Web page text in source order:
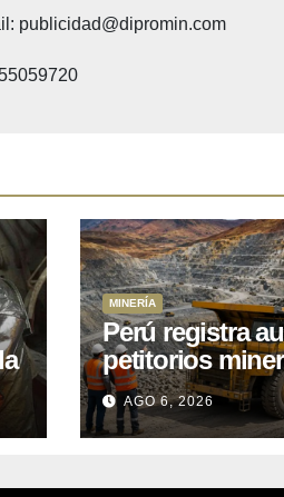
publicidad@dipromin.com
MINERÍA
Perú registra
petitorios
liberación de
mil
explorar cobre
AGO 6, 2026